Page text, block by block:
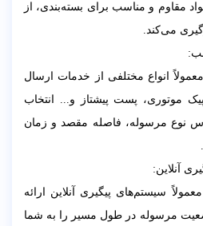
مقاوم و مناسب برای بسته‌بندی، از
می‌کند.
انواع مختلفی از خدمات ارسال
موتوری، پست پیشتاز و... انتخاب
نوع مرسوله، فاصله مقصد و زمان
سیستم‌های پیگیری آنلاین ارائه
مرسوله در طول مسیر را به شما